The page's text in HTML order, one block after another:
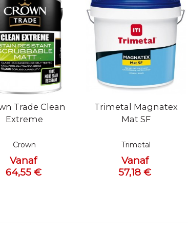
bekijken
Trade Clean
Extreme
Crown
Vanaf
64,55 €
Snel bekijken
Trimetal Magnatex
Mat SF
Trimetal
Vanaf
57,18 €